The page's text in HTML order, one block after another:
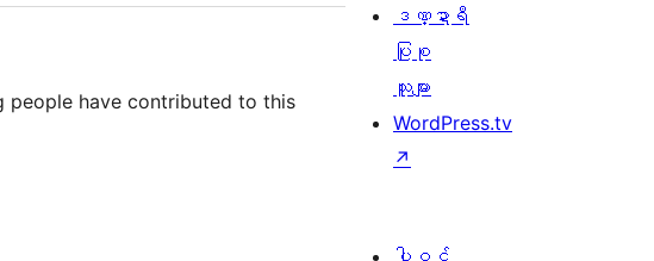
people have contributed to this
ဒဏ္ဍာရီ
ပြုစု
သူများ
WordPress.tv
↗